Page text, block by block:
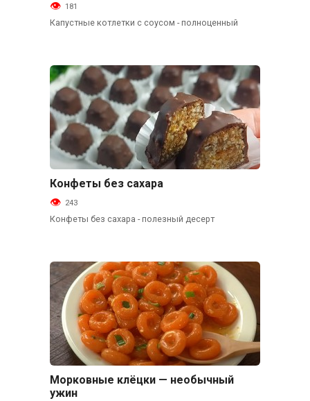
181
Капустные котлетки с соусом - полноценный
Десерты
Конфеты без сахара
243
Конфеты без сахара - полезный десерт
Основные блюда
Морковные клёцки — необычный
ужин